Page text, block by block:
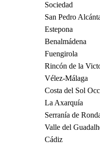
Sociedad
San Pedro
Estepona
Benalmádena
Fuengirola
Rincón de la
Vélez-Málaga
Costa del Sol
La Axarquía
Serranía de
Valle del
Cádiz